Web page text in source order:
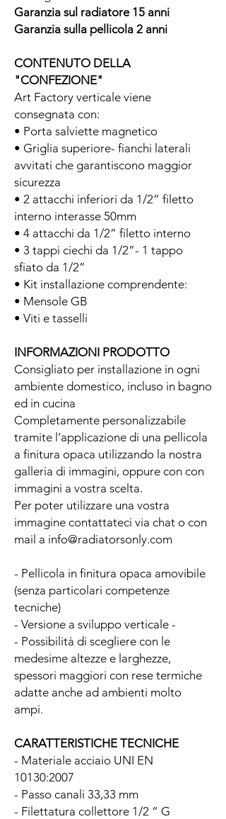
Garanzia sul radiatore 15 anni
Garanzia sulla pellicola 2 anni
CONTENUTO DELLA
"CONFEZIONE"
Art Factory verticale viene
consegnata con:
• Porta salviette magnetico
• Griglia superiore- fianchi laterali
avvitati che garantiscono maggior
sicurezza
• 2 attacchi inferiori da 1/2” filetto
interno interasse 50mm
• 4 attacchi da 1/2” filetto interno
• 3 tappi ciechi da 1/2”- 1 tappo
sfiato da 1/2”
• Kit installazione comprendente:
• Mensole GB
• Viti e tasselli
INFORMAZIONI PRODOTTO
Consigliato per installazione in ogni
ambiente domestico, incluso in bagno
ed in cucina
Completamente personalizzabile
tramite l’applicazione di una pellicola
a finitura opaca utilizzando la nostra
galleria di immagini, oppure con con
immagini a vostra scelta.
Per poter utilizzare una vostra
immagine contattateci via chat o con
mail a info@radiatorsonly.com
- Pellicola in finitura opaca amovibile
(senza particolari competenze
tecniche)
- Versione a sviluppo verticale -
- Possibilità di scegliere con le
medesime altezze e larghezze,
spessori maggiori con rese termiche
adatte anche ad ambienti molto
ampi.
CARATTERISTICHE TECNICHE
- Materiale acciaio UNI EN
10130:2007
- Passo canali 33,33 mm
- Filettatura collettore 1/2 “ G